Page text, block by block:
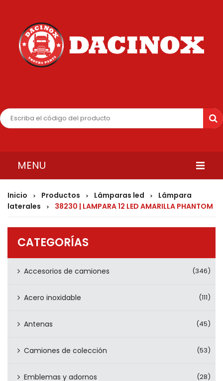
MENU
INICIO
QUIENES SOMOS
Inicio > Productos > Lámparas led >
Lámpara
laterales
> 38230 | LAMPARA 12 LED AMARILLA PHANTOM
CATEGORÍAS
Accesorios de camiones (346)
Acero inoxidable (111)
Antenas (45)
Camiones de colección (53)
Emblemas y adornos (28)